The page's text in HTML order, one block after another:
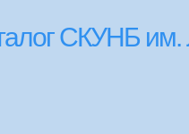
СКУНБ